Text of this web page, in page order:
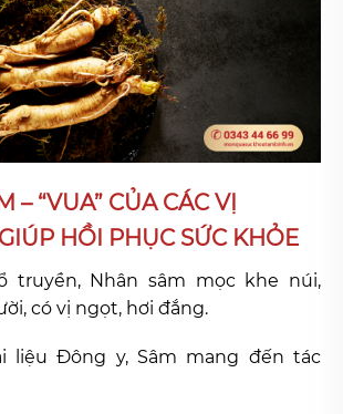
– “VUA” CỦA CÁC VỊ
HỒI PHỤC SỨC KHỎE
truyền, Nhân sâm mọc khe núi,
có vị ngọt, hơi đắng.
liệu Đông y, Sâm mang đến tác